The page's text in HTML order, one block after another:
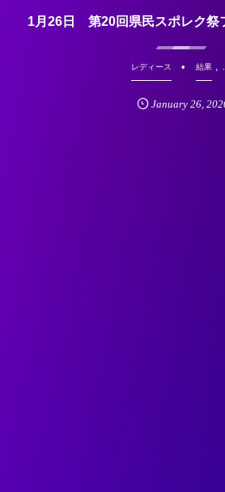
1月26日 第20回県民スポレク祭
レディース 結果, …
January 26,